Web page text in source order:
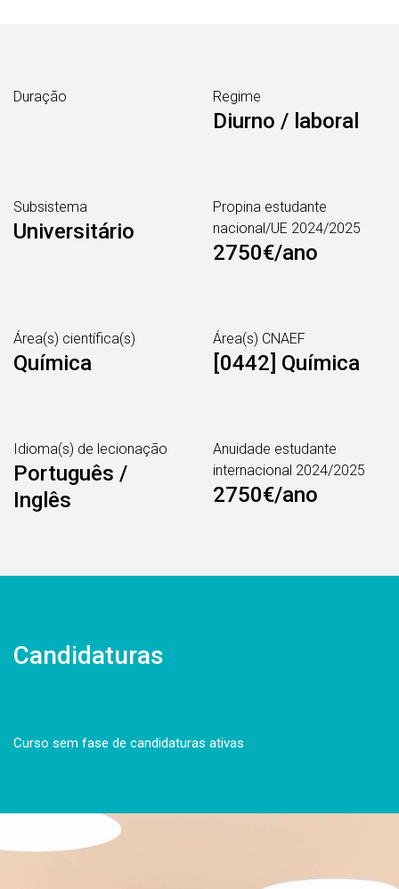
Duração Regime
Diurno / laboral
Subsistema
Universitário
Propina estudante
nacional/UE 2024/2025
2750€/ano
Área(s) científica(s)
Química
Área(s) CNAEF
[0442] Química
Idioma(s) de lecionação
Português /
Inglês
Anuidade estudante
internacional 2024/2025
2750€/ano
Candidaturas
Curso sem fase de candidaturas ativas